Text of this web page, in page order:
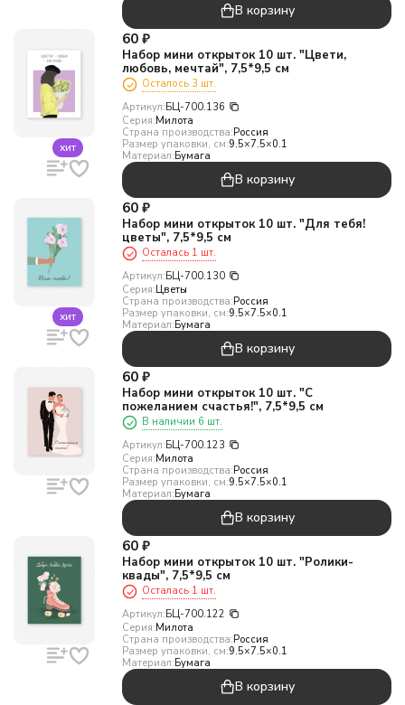
В корзину
хит
60 ₽
Набор мини открыток 10 шт. "Цвети,
любовь, мечтай", 7,5*9,5 см
Осталось 3 шт.
Артикул:БЦ-700.136
Серия:Милота
Страна производства:Россия
Размер упаковки, см:9.5×7.5×0.1
Материал:Бумага
В корзину
хит
60 ₽
Набор мини открыток 10 шт. "Для тебя!
цветы", 7,5*9,5 см
Осталась 1 шт.
Артикул:БЦ-700.130
Серия:Цветы
Страна производства:Россия
Размер упаковки, см:9.5×7.5×0.1
Материал:Бумага
В корзину
60 ₽
Набор мини открыток 10 шт. "С
пожеланием счастья!", 7,5*9,5 см
В наличии 6 шт.
Артикул:БЦ-700.123
Серия:Милота
Страна производства:Россия
Размер упаковки, см:9.5×7.5×0.1
Материал:Бумага
В корзину
60 ₽
Набор мини открыток 10 шт. "Ролики-
квады", 7,5*9,5 см
Осталась 1 шт.
Артикул:БЦ-700.122
Серия:Милота
Страна производства:Россия
Размер упаковки, см:9.5×7.5×0.1
Материал:Бумага
В корзину